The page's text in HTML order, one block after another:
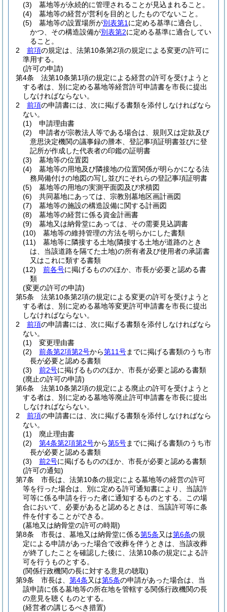
(3)
墓地等が永続的に管理されることが見込まれること。
(4)
墓地等の経営が営利を目的としたものでないこと。
(5)
墓地等の設置場所が別表第1 に定める基準に適合し、
かつ、その構造設備が別表第2に定める基準に適合してい
ること。
2
前項の規定は、法第10条第2項の規定による変更の許可に
準用する。
(許可の申請)
第4条
法第10条第1項の規定による経営の許可を受けようと
する者は、別に定める墓地等経営許可申請書を市長に提出
しなければならない。
2
前項の申請書には、次に掲げる書類を添付しなければなら
ない。
(1)
申請理由書
(2)
申請者が宗教法人等である場合は、規則又は定款及び
意思決定機関の議事録の謄本、登記事項証明書並びに登
記所が作成した代表者の印鑑の証明書
(3)
墓地等の位置図
(4)
墓地等の用地及び隣接地の位置関係が明らかになる法
務局備付けの地図の写し並びにそれらの登記事項証明書
(5)
墓地等の用地の実測平面図及び求積図
(6)
共同墓地にあっては、宗教別墓地区画計画図
(7)
墓地等の施設の構造設備に関する計画図
(8)
墓地等の経営に係る資金計画書
(9)
墓地又は納骨堂にあっては、その需要見込調書
(10)
墓地等の維持管理の方法を明らかにした書類
(11)
墓地等に隣接する土地(隣接する土地が道路のとき
は、当該道路を隔てた土地)の所有者及び使用者の承諾書
又はこれに類する書類
(12)
前各号に掲げるもののほか、市長が必要と認める書
類
(変更の許可の申請)
第5条
法第10条第2項の規定による変更の許可を受けようと
する者は、別に定める墓地等変更許可申請書を市長に提出
しなければならない。
2
前項の申請書には、次に掲げる書類を添付しなければなら
ない。
(1)
変更理由書
(2)
前条第2項第2号から第11号までに掲げる書類のうち市
長が必要と認める書類
(3)
前2号に掲げるもののほか、市長が必要と認める書類
(廃止の許可の申請)
第6条
法第10条第2項の規定による廃止の許可を受けようと
する者は、別に定める墓地等廃止許可申請書を市長に提出
しなければならない。
2
前項の申請書には、次に掲げる書類を添付しなければなら
ない。
(1)
廃止理由書
(2)
第4条第2項第2号から第5号までに掲げる書類のうち市
長が必要と認める書類
(3)
前2号に掲げるもののほか、市長が必要と認める書類
(許可の通知)
第7条
市長は、法第10条の規定による墓地等の経営の許可
等を行った場合は、別に定める許可通知書により、当該許
可等に係る申請を行った者に通知するものとする。
この場
合において、必要があると認めるときは、当該許可等に条
件を付することができる。
(墓地又は納骨堂の許可の時期)
第8条
市長は、墓地又は納骨堂に係る第5条又は第6条の規
定による申請があった場合で改葬を伴うときは、当該改葬
が終了したことを確認した後に、法第10条の規定による許
可を行うものとする。
(関係行政機関の長に対する意見の聴取)
第9条
市長は、 第4条又は第5条の申請があった場合は、当
該申請に係る墓地等の所在地を管轄する関係行政機関の長
の意見を聴くものとする。
(経営者の講じるべき措置)